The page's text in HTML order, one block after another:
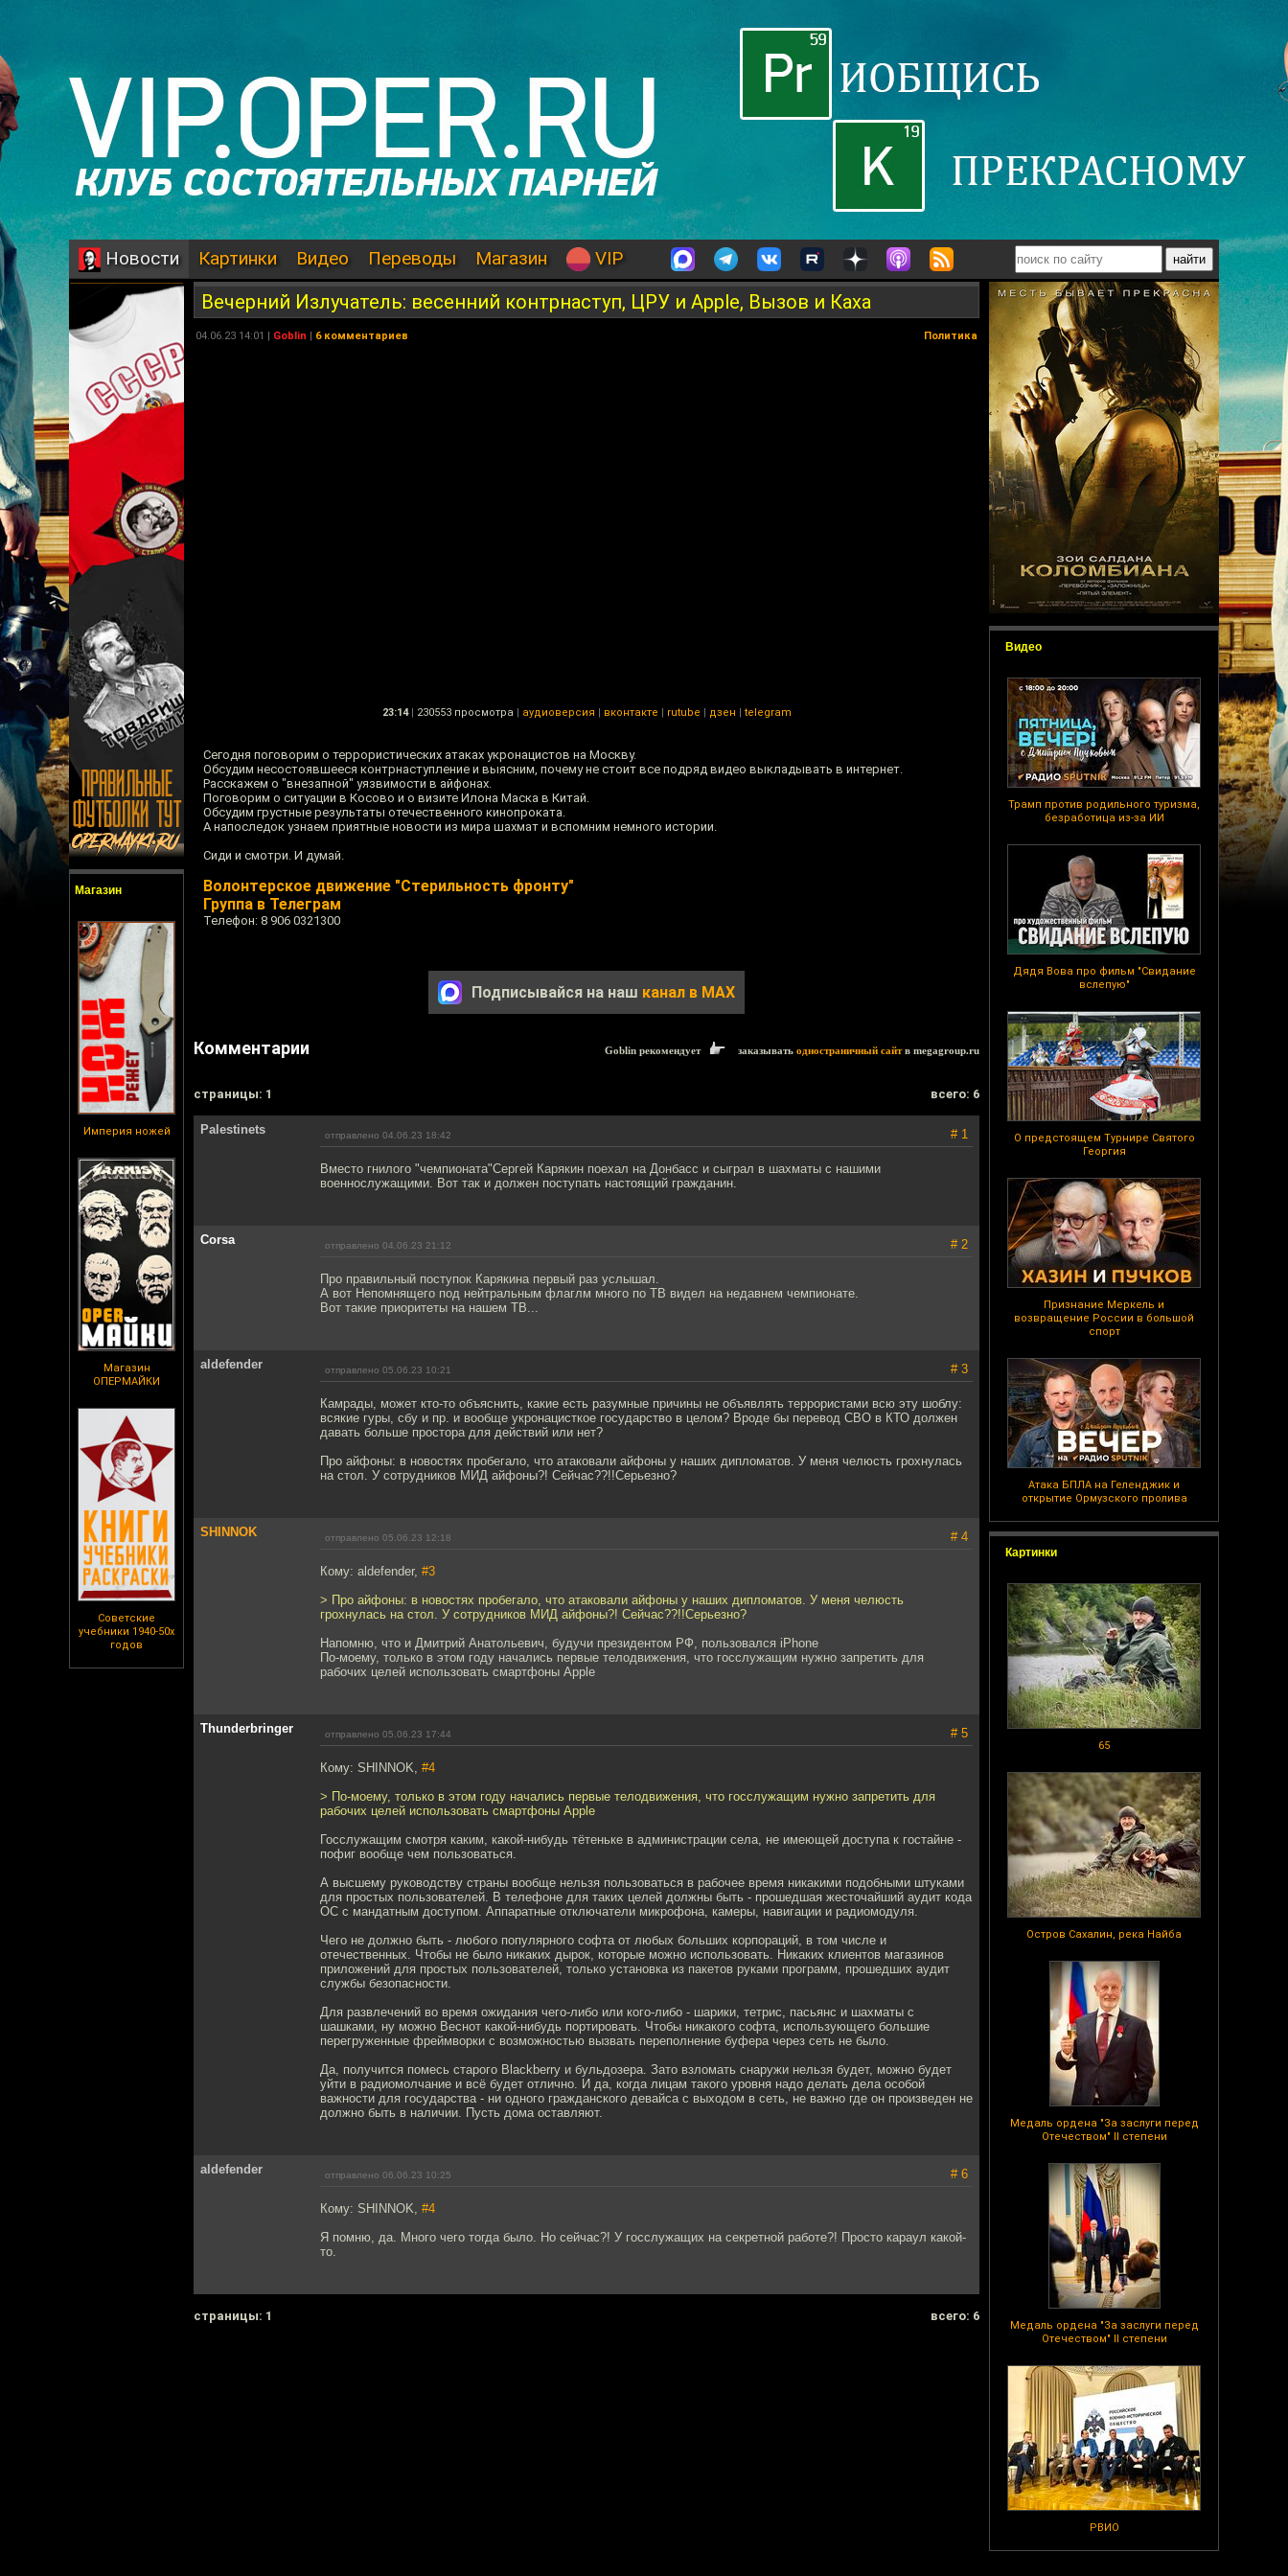
Новости Картинки Видео Переводы Магазин VIP
Магазин
Империя ножей
Магазин
ОПЕРМАЙКИ
Советские
учебники 1940-50х
годов
Видео
Трамп против родильного туризма,
безработица из-за ИИ
Дядя Вова про фильм "Свидание
вслепую"
О предстоящем Турнире Святого
Георгия
Признание Меркель и
возвращение России в большой
спорт
Атака БПЛА на Геленджик и
открытие Ормузского пролива
Картинки
65
Остров Сахалин, река Найба
Медаль ордена "За заслуги перед
Отечеством" II степени
Медаль ордена "За заслуги перед
Отечеством" II степени
РВИО
Вечерний Излучатель: весенний контрнаступ, ЦРУ и Apple, Вызов и Каха
04.06.23 14:01 | Goblin | 6 комментариев Политика
23:14 | 230553 просмотра | аудиоверсия | вконтакте | rutube | дзен | telegram
Сегодня поговорим о террористических атаках укронацистов на Москву.
Обсудим несостоявшееся контрнаступление и выясним, почему не стоит все подряд видео выкладывать в интернет.
Расскажем о "внезапной" уязвимости в айфонах.
Поговорим о ситуации в Косово и о визите Илона Маска в Китай.
Обсудим грустные результаты отечественного кинопроката.
А напоследок узнаем приятные новости из мира шахмат и вспомним немного истории.
Сиди и смотри. И думай.
Волонтерское движение "Стерильность фронту"
Группа в Телеграм
Телефон: 8 906 0321300
Подписывайся на наш канал в MAX
Комментарии Goblin рекомендует заказывать одностраничный сайтв megagroup.ru
cтраницы: 1 всего: 6
Palestinets отправлено 04.06.23 18:42 # 1
Вместо гнилого "чемпионата"Сергей Карякин поехал на Донбасс и сыграл в шахматы с нашими
военнослужащими. Вот так и должен поступать настоящий гражданин.
Corsa отправлено 04.06.23 21:12 # 2
Про правильный поступок Карякина первый раз услышал.
А вот Непомнящего под нейтральным флаглм много по ТВ видел на недавнем чемпионате.
Вот такие приоритеты на нашем ТВ...
aldefender отправлено 05.06.23 10:21 # 3
Камрады, может кто-то объяснить, какие есть разумные причины не объявлять террористами всю эту шоблу:
всякие гуры, сбу и пр. и вообще укронацисткое государство в целом? Вроде бы перевод СВО в КТО должен
давать больше простора для действий или нет?
Про айфоны: в новостях пробегало, что атаковали айфоны у наших дипломатов. У меня челюсть грохнулась
на стол. У сотрудников МИД айфоны?! Сейчас??!!Серьезно?
SHINNOK отправлено 05.06.23 12:18 # 4
Кому: aldefender, #3
> Про айфоны: в новостях пробегало, что атаковали айфоны у наших дипломатов. У меня челюсть
грохнулась на стол. У сотрудников МИД айфоны?! Сейчас??!!Серьезно?
Напомню, что и Дмитрий Анатольевич, будучи президентом РФ, пользовался iPhone
По-моему, только в этом году начались первые телодвижения, что госслужащим нужно запретить для
рабочих целей использовать смартфоны Apple
Thunderbringer отправлено 05.06.23 17:44 # 5
Кому: SHINNOK, #4
> По-моему, только в этом году начались первые телодвижения, что госслужащим нужно запретить для
рабочих целей использовать смартфоны Apple
Госслужащим смотря каким, какой-нибудь тётеньке в администрации села, не имеющей доступа к гостайне -
пофиг вообще чем пользоваться.
А высшему руководству страны вообще нельзя пользоваться в рабочее время никакими подобными штуками
для простых пользователей. В телефоне для таких целей должны быть - прошедшая жесточайший аудит кода
ОС с мандатным доступом. Аппаратные отключатели микрофона, камеры, навигации и радиомодуля.
Чего не должно быть - любого популярного софта от любых больших корпораций, в том числе и
отечественных. Чтобы не было никаких дырок, которые можно использовать. Никаких клиентов магазинов
приложений для простых пользователей, только установка из пакетов руками программ, прошедших аудит
службы безопасности.
Для развлечений во время ожидания чего-либо или кого-либо - шарики, тетрис, пасьянс и шахматы с
шашками, ну можно Веснот какой-нибудь портировать. Чтобы никакого софта, использующего большие
перегруженные фреймворки с возможностью вызвать переполнение буфера через сеть не было.
Да, получится помесь старого Blackberry и бульдозера. Зато взломать снаружи нельзя будет, можно будет
уйти в радиомолчание и всё будет отлично. И да, когда лицам такого уровня надо делать дела особой
важности для государства - ни одного гражданского девайса с выходом в сеть, не важно где он произведен не
должно быть в наличии. Пусть дома оставляют.
aldefender отправлено 06.06.23 10:25 # 6
Кому: SHINNOK, #4
Я помню, да. Много чего тогда было. Но сейчас?! У госслужащих на секретной работе?! Просто караул какой-
то.
cтраницы: 1 всего: 6